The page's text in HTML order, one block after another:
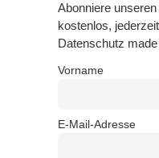
Abonniere
kostenlos,
Datenschutz
Vorname
E-Mail-Adresse